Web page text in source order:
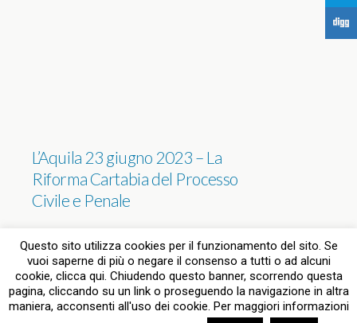
L’Aquila 23 giugno 2023 – La
Riforma Cartabia del Processo
Civile e Penale
Torna su
Questo sito utilizza cookies per il funzionamento del sito. Se
vuoi saperne di più o negare il consenso a tutti o ad alcuni
cookie, clicca qui. Chiudendo questo banner, scorrendo questa
pagina, cliccando su un link o proseguendo la navigazione in altra
maniera, acconsenti all'uso dei cookie. Per maggiori informazioni
F